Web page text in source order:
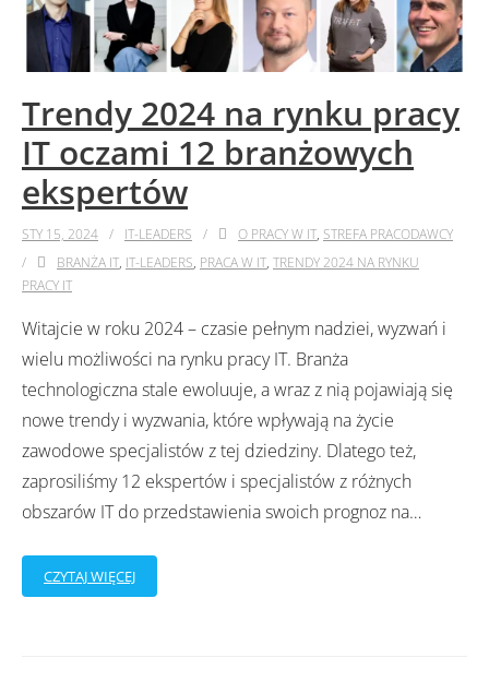
Trendy 2024 na rynku pracy
IT oczami 12 branżowych
ekspertów
STY 15, 2024 IT-LEADERS O PRACY W IT, STREFA PRACODAWCY
BRANŻA IT, IT-LEADERS, PRACA W IT, TRENDY 2024 NA RYNKU
PRACY IT
Witajcie w roku 2024 – czasie pełnym nadziei, wyzwań i
wielu możliwości na rynku pracy IT. Branża
technologiczna stale ewoluuje, a wraz z nią pojawiają się
nowe trendy i wyzwania, które wpływają na życie
zawodowe specjalistów z tej dziedziny. Dlatego też,
zaprosiliśmy 12 ekspertów i specjalistów z różnych
obszarów IT do przedstawienia swoich prognoz na…
CZYTAJ WIĘCEJ